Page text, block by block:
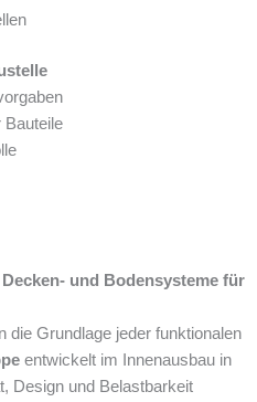
Bauteile
und Bodensysteme für
die Grundlage jeder funktionalen
entwickelt im Innenausbau in
Design und Belastbarkeit